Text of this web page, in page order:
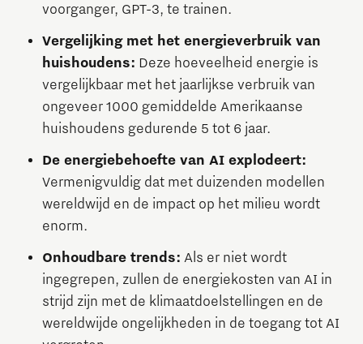
voorganger, GPT-3, te trainen.
Vergelijking met het energieverbruik van
huishoudens: Deze hoeveelheid energie is
vergelijkbaar met het jaarlijkse verbruik van
ongeveer 1000 gemiddelde Amerikaanse
huishoudens gedurende 5 tot 6 jaar.
De energiebehoefte van AI explodeert:
Vermenigvuldig dat met duizenden modellen
wereldwijd en de impact op het milieu wordt
enorm.
Onhoudbare trends: Als er niet wordt
ingegrepen, zullen de energiekosten van AI in
strijd zijn met de klimaatdoelstellingen en de
wereldwijde ongelijkheden in de toegang tot AI